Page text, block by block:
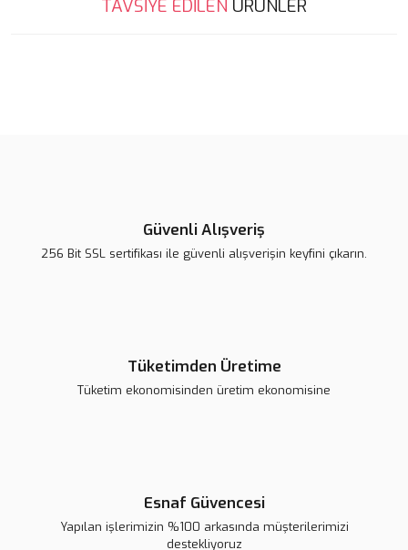
konularda yetersiz gördüğünüz noktaları öneri formunu kullanarak
TAVSİYE EDİLEN ÜRÜNLER
99,98 TL
Sepete Ekle
Güvenli Alışveriş
256 Bit SSL sertifikası ile güvenli alışverişin keyfini çıkarın.
Tüketimden Üretime
Tüketim ekonomisinden üretim ekonomisine
Esnaf Güvencesi
Yapılan işlerimizin %100 arkasında müşterilerimizi
destekliyoruz